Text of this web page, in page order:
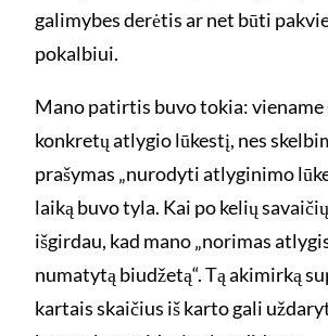
galimybes derėtis ar net būti
pokalbiui.
Mano patirtis buvo tokia: viename
konkretų atlygio lūkestį, nes
prašymas „nurodyti atlyginimo
laiką buvo tyla. Kai po kelių
išgirdau, kad mano „norimas
numatytą biudžetą“. Tą akimirką
kartais skaičius iš karto gali